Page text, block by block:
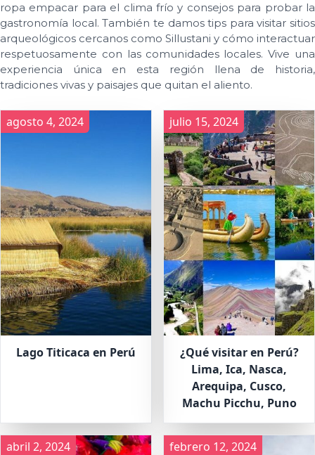
ropa empacar para el clima frío y consejos para probar la
gastronomía local. También te damos tips para visitar sitios
arqueológicos cercanos como Sillustani y cómo interactuar
respetuosamente con las comunidades locales. Vive una
experiencia única en esta región llena de historia,
tradiciones vivas y paisajes que quitan el aliento.
agosto 4, 2024
Lago Titicaca en Perú
julio 15, 2024
¿Qué visitar en Perú?
Lima, Ica, Nasca,
Arequipa, Cusco,
Machu Picchu, Puno
abril 2, 2024 febrero 12, 2024